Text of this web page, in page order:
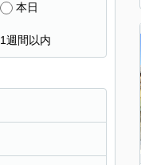
本日
1週間以内